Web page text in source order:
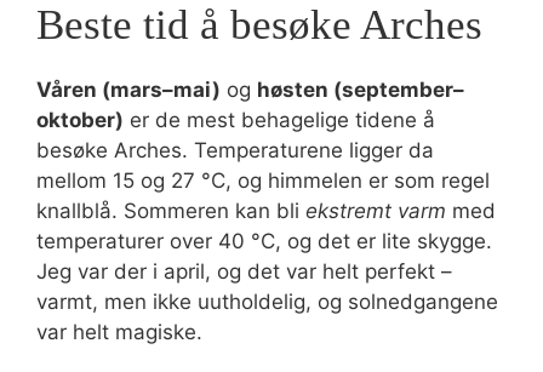
Beste tid å besøke Arches
Våren (mars–mai) og høsten (september–
oktober) er de mest behagelige tidene å
besøke Arches. Temperaturene ligger da
mellom 15 og 27 °C, og himmelen er som regel
knallblå. Sommeren kan bli ekstremt varm med
temperaturer over 40 °C, og det er lite skygge.
Jeg var der i april, og det var helt perfekt –
varmt, men ikke uutholdelig, og solnedgangene
var helt magiske.